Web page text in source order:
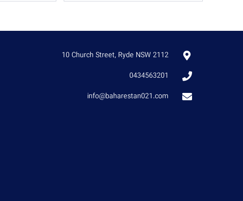
10 Church Street, Ryde NSW 2112
0434563201
info@baharestan021.com